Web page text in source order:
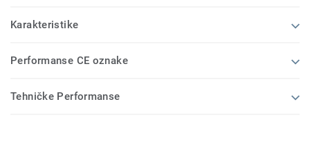
Karakteristike
Performanse CE oznake
Tehničke Performanse